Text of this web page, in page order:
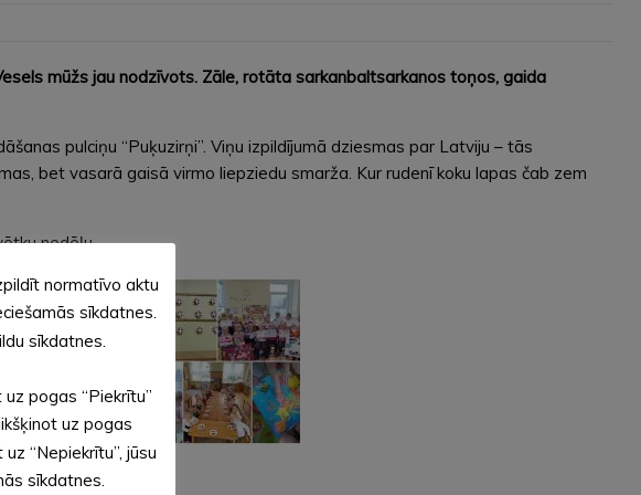
mūžs jau nodzīvots. Zāle, rotāta sarkanbaltsarkanos toņos, gaida
pulciņu “Puķuzirņi”. Viņu izpildījumā dziesmas par Latviju – tās
bet vasarā gaisā virmo liepziedu smarža. Kur rudenī koku lapas čab zem
nedēļu.
normatīvo aktu
sīkdatnes.
sīkdatnes.
pogas “Piekrītu”
uz pogas
“Nepiekrītu”, jūsu
sīkdatnes.